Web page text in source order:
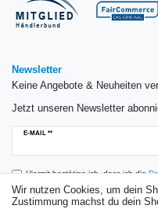
Newsletter
Keine Angebote & Neuheiten
Jetzt unseren Newsletter
E-MAIL **
Newsletter
Hiermit bestätige ich, dass ich die
Einwilligung kann ich jederzeit
Wir nutzen Cookies, um dein
Zustimmung machst du dein